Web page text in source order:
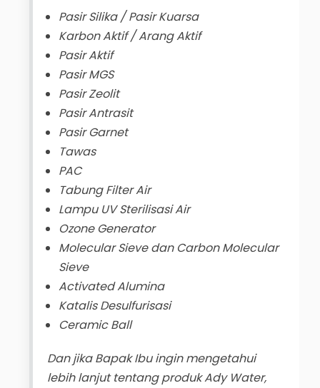
Pasir Silika / Pasir Kuarsa
Karbon Aktif / Arang Aktif
Pasir Aktif
Pasir MGS
Pasir Zeolit
Pasir Antrasit
Pasir Garnet
Tawas
PAC
Tabung Filter Air
Lampu UV Sterilisasi Air
Ozone Generator
Molecular Sieve dan Carbon Molecular
Sieve
Activated Alumina
Katalis Desulfurisasi
Ceramic Ball
Dan jika Bapak Ibu ingin mengetahui
lebih lanjut tentang produk Ady Water,